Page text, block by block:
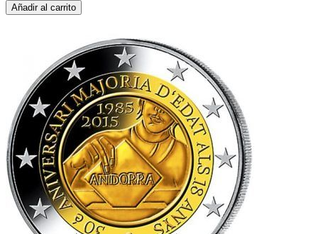
Añadir al carrito